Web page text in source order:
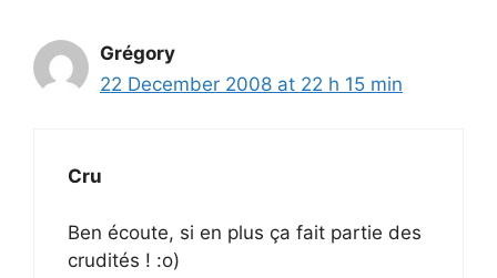
Grégory
22 December 2008 at 22 h 15 min
Cru
Ben écoute, si en plus ça fait partie des
crudités ! :o)